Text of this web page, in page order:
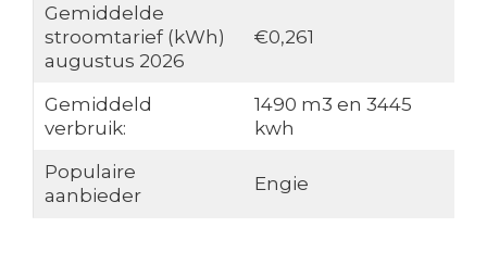
Gemiddelde
stroomtarief (kWh)
augustus 2026
€0,261
Gemiddeld
verbruik:
1490 m3 en 3445
kwh
Populaire
aanbieder
Engie